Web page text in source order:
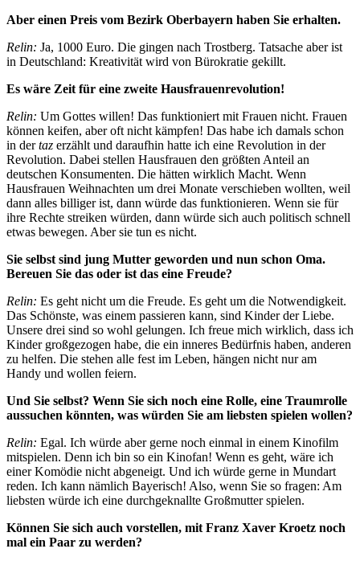
Aber einen Preis vom Bezirk Oberbayern haben Sie erhalten.
Relin: Ja, 1000 Euro. Die gingen nach Trostberg. Tatsache aber ist
in Deutschland: Kreativität wird von Bürokratie gekillt.
Es wäre Zeit für eine zweite Hausfrauenrevolution!
Relin: Um Gottes willen! Das funktioniert mit Frauen nicht. Frauen
können keifen, aber oft nicht kämpfen! Das habe ich damals schon
in dertaz erzählt und daraufhin hatte ich eine Revolution in der
Revolution. Dabei stellen Hausfrauen den größten Anteil an
deutschen Konsumenten. Die hätten wirklich Macht. Wenn
Hausfrauen Weihnachten um drei Monate verschieben wollten, weil
dann alles billiger ist, dann würde das funktionieren. Wenn sie für
ihre Rechte streiken würden, dann würde sich auch politisch schnell
etwas bewegen. Aber sie tun es nicht.
Sie selbst sind jung Mutter geworden und nun schon Oma.
Bereuen Sie das oder ist das eine Freude?
Relin: Es geht nicht um die Freude. Es geht um die Notwendigkeit.
Das Schönste, was einem passieren kann, sind Kinder der Liebe.
Unsere drei sind so wohl gelungen. Ich freue mich wirklich, dass ich
Kinder großgezogen habe, die ein inneres Bedürfnis haben, anderen
zu helfen. Die stehen alle fest im Leben, hängen nicht nur am
Handy und wollen feiern.
Und Sie selbst? Wenn Sie sich noch eine Rolle, eine Traumrolle
aussuchen könnten, was würden Sie am liebsten spielen wollen?
Relin: Egal. Ich würde aber gerne noch einmal in einem Kinofilm
mitspielen. Denn ich bin so ein Kinofan! Wenn es geht, wäre ich
einer Komödie nicht abgeneigt. Und ich würde gerne in Mundart
reden. Ich kann nämlich Bayerisch! Also, wenn Sie so fragen: Am
liebsten würde ich eine durchgeknallte Großmutter spielen.
Können Sie sich auch vorstellen, mit Franz Xaver Kroetz noch
mal ein Paar zu werden?